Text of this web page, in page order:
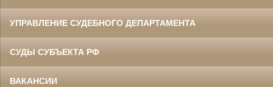
УПРАВЛЕНИЕ СУДЕБНОГО ДЕПАРТАМЕНТА
СУДЫ СУБЪЕКТА РФ
ВАКАНСИИ